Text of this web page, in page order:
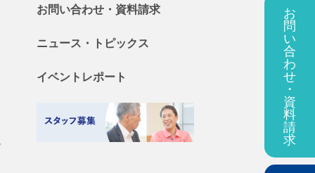
お
問
い
合
わ
せ
・
資
料
請
求
お問い合わせ・ 資料請求
ニュース・ トピックス
イベントレポート